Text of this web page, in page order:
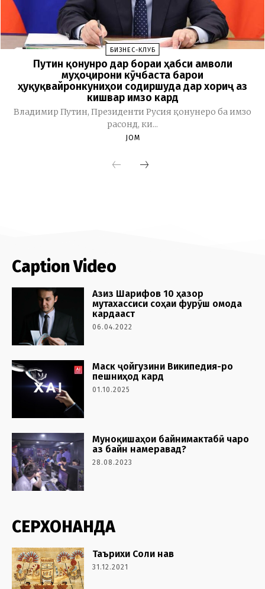
Caption Video
Азиз Шарифов 10 ҳазор
мутахассиси соҳаи фурӯш омода
кардааст
06.04.2022
Маск ҷойгузини Википедия-ро
пешниҳод кард
01.10.2025
Муноқишаҳои байнимактабӣ чаро
аз байн намеравад?
28.08.2023
СЕРХОНАНДА
Таърихи Соли нав
31.12.2021